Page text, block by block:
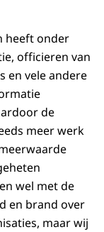
heeft onder
officieren van
en vele andere
de
meer werk
wel met de
en brand over
maar wij